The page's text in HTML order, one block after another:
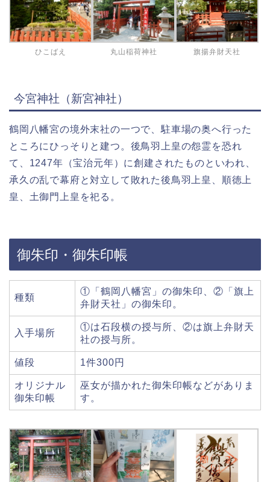
ひこばえ 丸山稲荷神社 旗揚弁財天社
今宮神社（新宮神社）
鶴岡八幡宮の境外末社の一つで、駐車場の奥へ行った
ところにひっそりと建つ。後鳥羽上皇の怨霊を恐れ
て、1247年（宝治元年）に創建されたものといわれ、
承久の乱で幕府と対立して敗れた後鳥羽上皇、順徳上
皇、土御門上皇を祀る。
御朱印・御朱印帳
種類
①「鶴岡八幡宮」の御朱印、②「旗上
弁財天社」の御朱印。
入手場所
①は石段横の授与所、②は旗上弁財天
社の授与所。
値段 1件300円
オリジナル
御朱印帳
巫女が描かれた御朱印帳などがありま
す。